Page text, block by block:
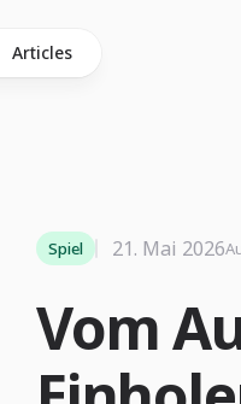
Articles
Vom
Spiel 21. Mai 2026